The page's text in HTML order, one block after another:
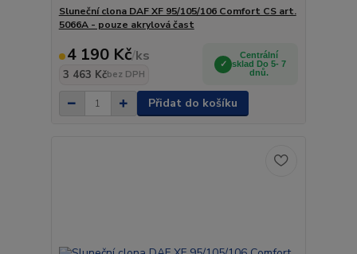
Sluneční clona DAF XF 95/105/106 Comfort CS art.
5066A - pouze akrylová čast
4 190 Kč/ks
3 463 Kčbez DPH
Centrální
sklad Do 5- 7
dnů.
Přidat do košíku